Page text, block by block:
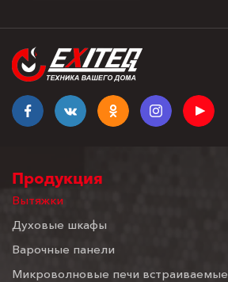
Продукция
Вытяжки
Духовые шкафы
Варочные панели
Микроволновые печи встраиваемые